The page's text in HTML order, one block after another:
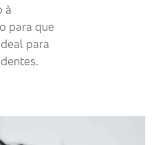
à
para que
para